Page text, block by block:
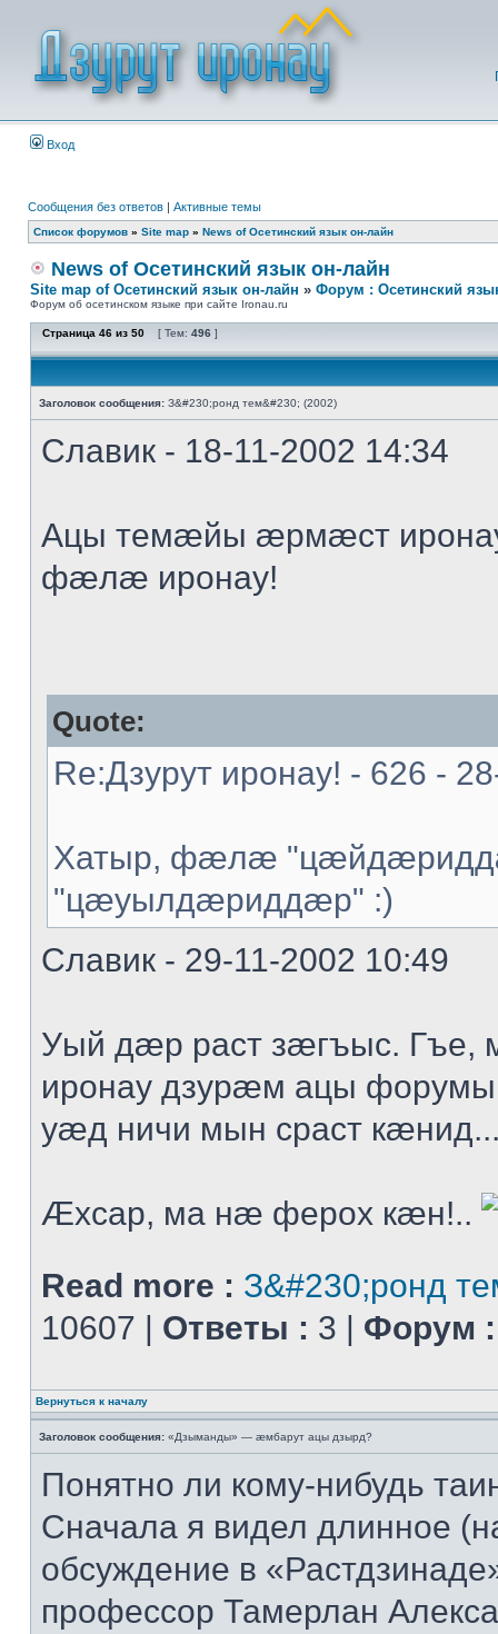
Вход
Сообщения без ответов | Активные темы
Список форумов » Site map » News of Осетинский язык он-лайн
News of Осетинский язык он-лайн
Site map of Осетинский язык он-лайн » Форум : Осетинский
Форум об осетинском языке при сайте Ironau.ru
Страница 46 из 50 [ Тем: 496 ]
Заголовок сообщения: З&#230;ронд тем&#230; (2002)
Славик - 18-11-2002 14:34
Ацы темæйы æрмæст
фæлæ иронау!
Quote:
Re:Дзурут иронау! - 626 -
Хатыр, фæлæ
"цæуылдæриддæр" :)
Славик - 29-11-2002 10:49
Уый дæр раст зæгъыс.
иронау дзурæм ацы
уæд ничи мын сраст
Æхсар, ма нæ ферох кæн!..
Read more : З&#230;ронд
10607 | Ответы : 3 | Форум :
Вернуться к началу
Заголовок сообщения: «Дзыманды» — æмбарут ацы дзырд?
Понятно ли кому-нибудь
Сначала я видел длинное
обсуждение в
профессор Тамерлан